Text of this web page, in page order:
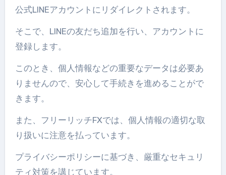
公式LINEアカウントにリダイレクトされます。
そこで、LINEの友だち追加を行い、アカウントに
登録します。
このとき、個人情報などの重要なデータは必要あ
りませんので、安心して手続きを進めることがで
きます。
また、フリーリッチFXでは、個人情報の適切な取
り扱いに注意を払っています。
プライバシーポリシーに基づき、厳重なセキュリ
ティ対策を講じています。